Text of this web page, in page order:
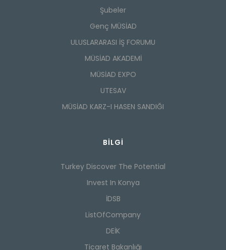
Şubeler
Genç MÜSİAD
ULUSLARARASI İŞ FORUMU
MÜSİAD AKADEMİ
MÜSİAD EXPO
UTESAV
MÜSİAD KARZ-I HASEN SANDIĞI
BILGI
Turkey Discover The Potential
Invest In Konya
İDSB
ListOfCompany
DEİK
Ticaret Bakanlığı